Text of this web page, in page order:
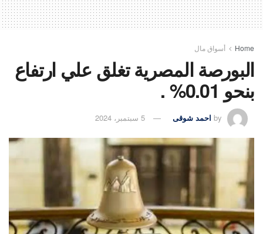
Home أسواق مال
البورصة المصرية تغلق علي ارتفاع
بنحو 0.01% .
by احمد شوقى 5 سبتمبر، 2024